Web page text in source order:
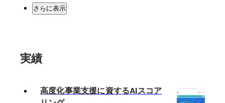
さらに表示
実績
高度化事業支援に資するAIスコア